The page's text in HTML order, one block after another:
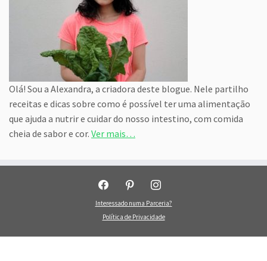
Olá! Sou a Alexandra, a criadora deste blogue. Nele partilho
receitas e dicas sobre como é possível ter uma alimentação
que ajuda a nutrir e cuidar do nosso intestino, com comida
cheia de sabor e cor. Ver mais…
facebook pinterest instagram
Interessado numa Parceria?
Política de Privacidade